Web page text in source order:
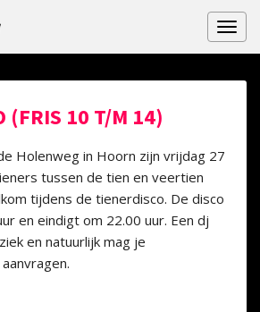
(FRIS 10 T/M 14)
Holenweg in Hoorn zijn vrijdag 27
tussen de tien en veertien
tijdens de tienerdisco. De disco
en eindigt om 22.00 uur. Een dj
en natuurlijk mag je